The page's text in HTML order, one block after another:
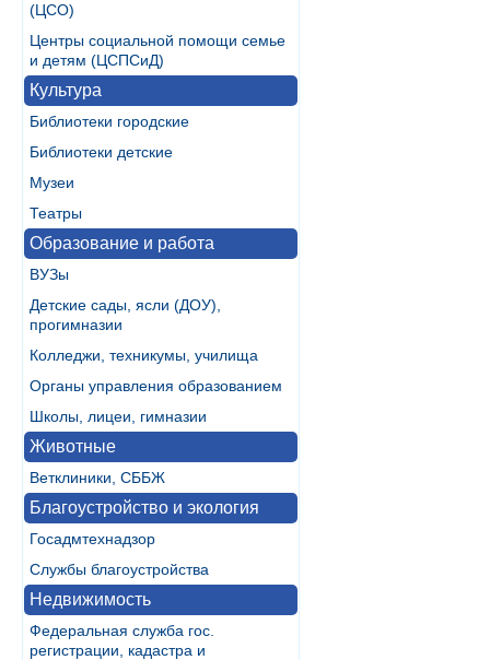
(ЦСО)
Центры социальной помощи семье
и детям (ЦСПСиД)
Культура
Библиотеки городские
Библиотеки детские
Музеи
Театры
Образование и работа
ВУЗы
Детские сады, ясли (ДОУ),
прогимназии
Колледжи, техникумы, училища
Органы управления образованием
Школы, лицеи, гимназии
Животные
Ветклиники, СББЖ
Благоустройство и экология
Госадмтехнадзор
Службы благоустройства
Недвижимость
Федеральная служба гос.
регистрации, кадастра и